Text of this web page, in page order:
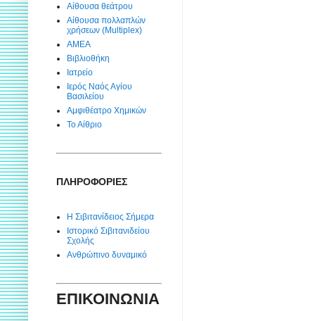
Αίθουσα θεάτρου
Αίθουσα πολλαπλών
χρήσεων (Multiplex)
ΑΜΕΑ
Βιβλιοθήκη
Ιατρείο
Ιερός Ναός Αγίου
Βασιλείου
Αμφιθέατρο Χημικών
Το Αίθριο
ΠΛΗΡΟΦΟΡΙΕΣ
Η Σιβιτανίδειος Σήμερα
Ιστορικό Σιβιτανιδείου
Σχολής
Ανθρώπινο δυναμικό
ΕΠΙΚΟΙΝΩΝΙΑ